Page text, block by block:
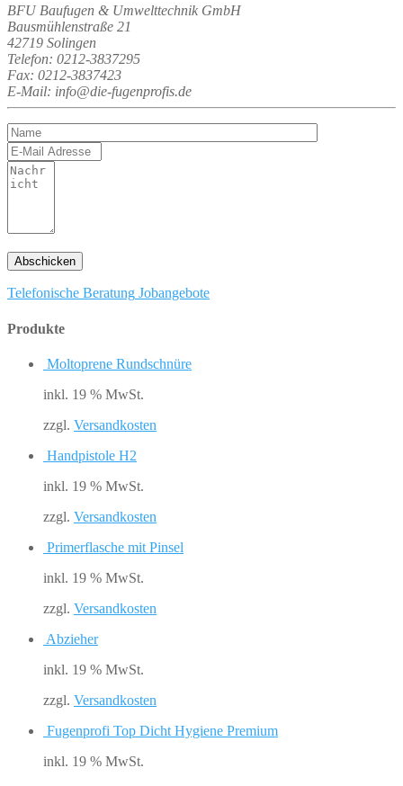
BFU Baufugen & Umwelttechnik GmbH
Bausmühlenstraße 21
42719 Solingen
Telefon: 0212-3837295
Fax: 0212-3837423
E-Mail: info@die-fugenprofis.de
Telefonische Beratung Jobangebote
Produkte
Moltoprene Rundschnüre
inkl. 19 % MwSt.
zzgl. Versandkosten
Handpistole H2
inkl. 19 % MwSt.
zzgl. Versandkosten
Primerflasche mit Pinsel
inkl. 19 % MwSt.
zzgl. Versandkosten
Abzieher
inkl. 19 % MwSt.
zzgl. Versandkosten
Fugenprofi Top Dicht Hygiene Premium
inkl. 19 % MwSt.